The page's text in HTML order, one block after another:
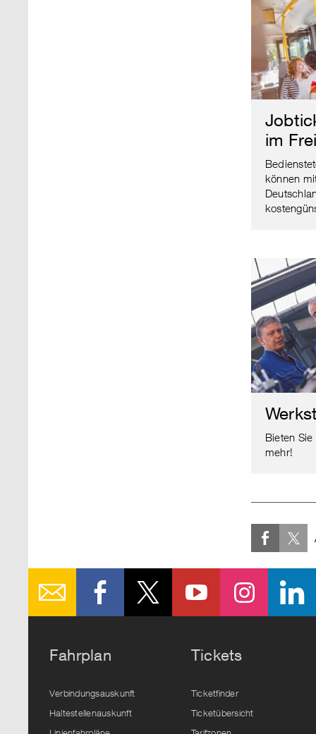
im
können
Bieten
mehr!
Fahrplan
Verbindungsauskunft
Haltestellenauskunft
Tickets
Ticketfinder
Ticketübersicht